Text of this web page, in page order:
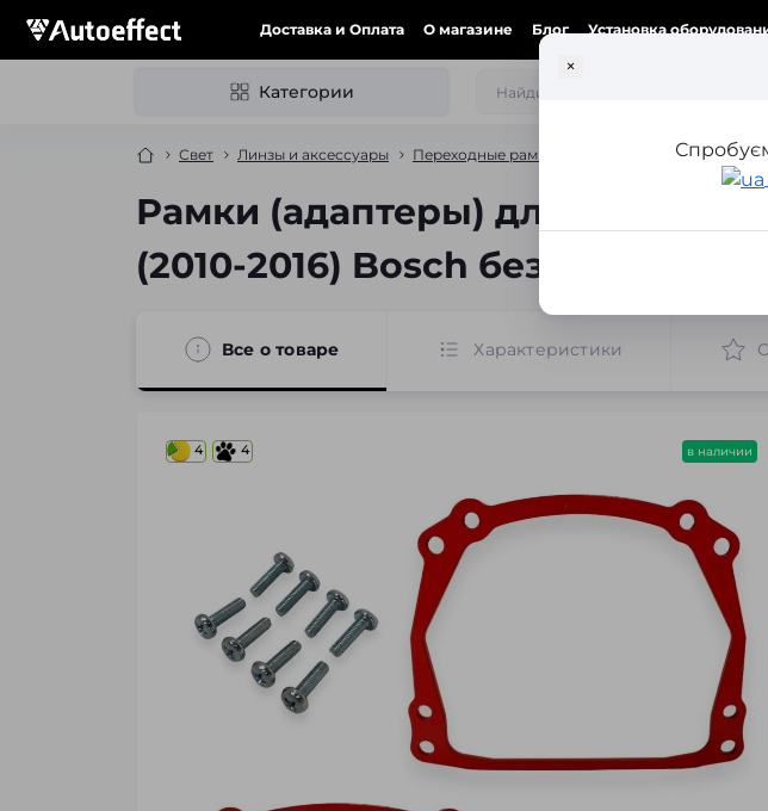
Доставка и Оплата О магазине Блог Установка
Категории
Свет Линзы и аксессуары Переходные рамки для замены линз
×
Рамки (адаптеры) для замены
(2010-2016) Bosch без адаптива
Все о товаре Характеристики
4 4 в наличии